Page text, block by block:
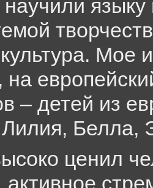
научили
Мое
на
– детей из
Белла,
ценил
активное